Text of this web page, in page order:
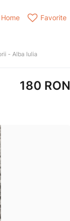
- Alba Iulia
180 RON
Home  Favorite